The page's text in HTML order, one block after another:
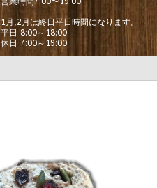
1月,2月は終日平日時間になります。
平日 8:00～18:00
休日 7:00～19:00